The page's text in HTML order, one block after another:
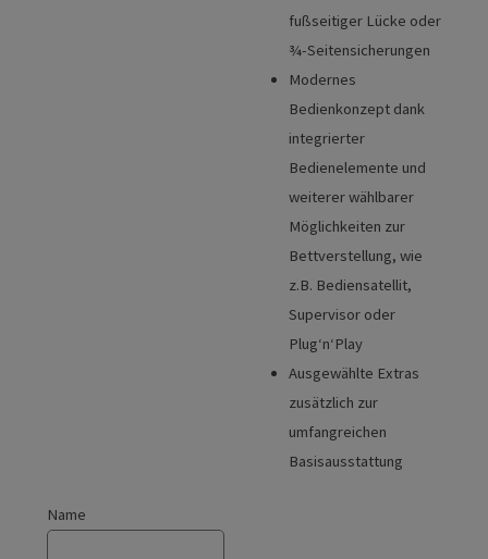
fußseitiger Lücke oder
¾-Seitensicherungen
Modernes
Bedienkonzept dank
integrierter
Bedienelemente und
weiterer wählbarer
Möglichkeiten zur
Bettverstellung, wie
z.B. Bediensatellit,
Supervisor oder
Plug‘n‘Play
Ausgewählte Extras
zusätzlich zur
umfangreichen
Basisausstattung
Name